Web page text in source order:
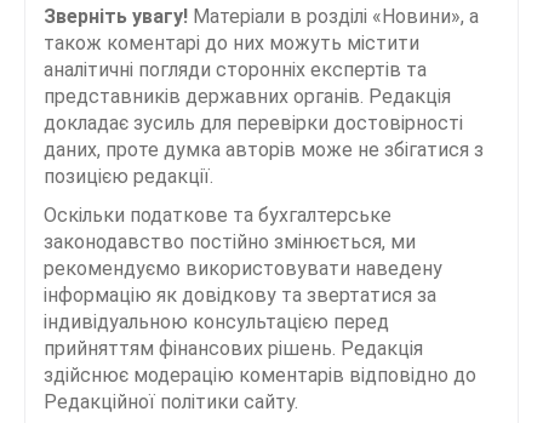
Зверніть увагу! Матеріали в розділі «Новини», а
також коментарі до них можуть містити
аналітичні погляди сторонніх експертів та
представників державних органів. Редакція
докладає зусиль для перевірки достовірності
даних, проте думка авторів може не збігатися з
позицією редакції.
Оскільки податкове та бухгалтерське
законодавство постійно змінюється, ми
рекомендуємо використовувати наведену
інформацію як довідкову та звертатися за
індивідуальною консультацією перед
прийняттям фінансових рішень. Редакція
здійснює модерацію коментарів відповідно до
Редакційної політики сайту.